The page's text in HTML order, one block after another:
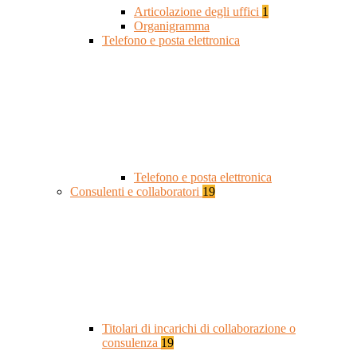
Articolazione degli uffici 1
Organigramma
Telefono e posta elettronica
Telefono e posta elettronica
Consulenti e collaboratori 19
Titolari di incarichi di collaborazione o
consulenza 19